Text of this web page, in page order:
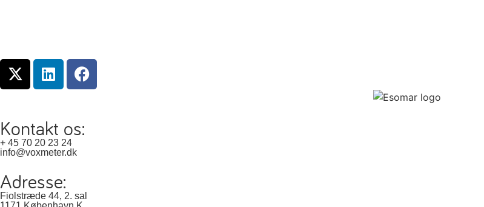
Kontakt os:
+ 45 70 20 23 24
info@voxmeter.dk
Adresse:
Fiolstræde 44, 2. sal